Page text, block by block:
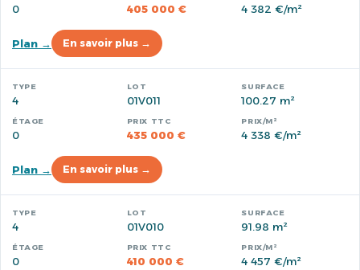
0 405 000 € 4 382 €/m²
Plan → En savoir plus →
4 01V011 100.27 m²
0 435 000 € 4 338 €/m²
Plan → En savoir plus →
4 01V010 91.98 m²
0 410 000 € 4 457 €/m²